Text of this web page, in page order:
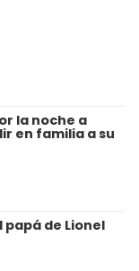
la noche a
en familia a su
papá de Lionel